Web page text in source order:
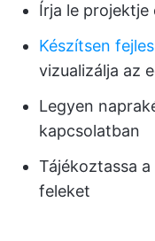
Írja le projektje
Készítsen
vizualizálja az
Legyen
kapcsolatban
Tájékoztassa
feleket